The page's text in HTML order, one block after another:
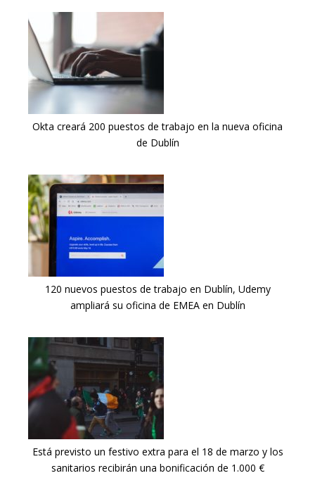
Okta creará 200 puestos de trabajo en la nueva oficina
de Dublín
120 nuevos puestos de trabajo en Dublín, Udemy
ampliará su oficina de EMEA en Dublín
Está previsto un festivo extra para el 18 de marzo y los
sanitarios recibirán una bonificación de 1.000 €